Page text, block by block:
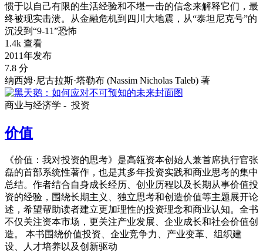
惯于以自己有限的生活经验和不堪一击的信念来解释它们，最
终被现实击溃。从金融危机到四川大地震，从“泰坦尼克号”的
沉没到“9-11”恐怖
1.4k 查看
2011年发布
7.8 分
纳西姆·尼古拉斯·塔勒布 (Nassim Nicholas Taleb) 著
商业与经济学 - 投资
价值
《价值：我对投资的思考》是高瓴资本创始人兼首席执行官张
磊的首部系统性著作，也是其多年投资实践和商业思考的集中
总结。作者结合自身成长经历、创业历程以及长期从事价值投
资的经验，围绕长期主义、独立思考和创造价值等主题展开论
述，希望帮助读者建立更加理性的投资理念和商业认知。全书
不仅关注资本市场，更关注产业发展、企业成长和社会价值创
造。 本书围绕价值投资、企业竞争力、产业变革、组织建
设、人才培养以及创新驱动